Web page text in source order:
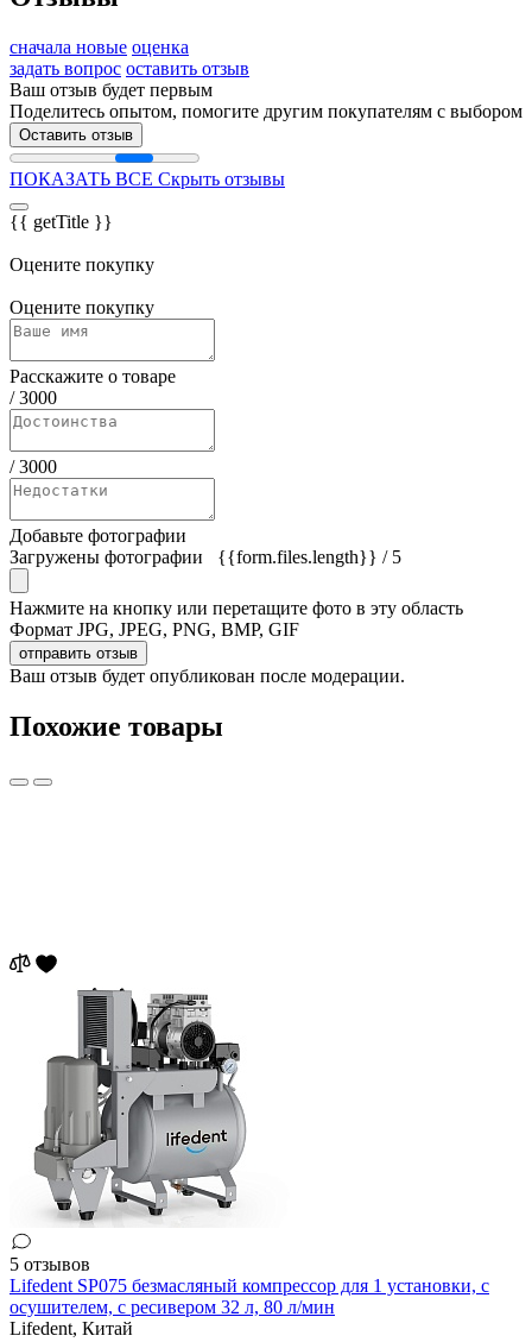
сначала новые оценка
задать вопрос оставить отзыв
Ваш отзыв будет первым
Поделитесь опытом, помогите другим покупателям с выбором
Оставить отзыв
ПОКАЗАТЬ ВСЕ Скрыть отзывы
{{ getTitle }}
Оцените покупку
Оцените покупку
Расскажите о товаре
/3000
/3000
Добавьте фотографии
Загружены фотографии
{{form.files.length}} / 5
Нажмите на кнопку или перетащите фото в эту область
Формат JPG, JPEG, PNG, BMP, GIF
отправить отзыв
Ваш отзыв будет опубликован после модерации.
Похожие товары
5 отзывов
Lifedent SP075 безмасляный компрессор для 1 установки, с
осушителем, с ресивером 32 л, 80 л/мин
Lifedent, Китай